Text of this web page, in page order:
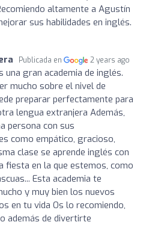
altamente a Agustín
sus habilidades en inglés.
Publicada en 2 years ago
una gran academia de inglés.
mucho sobre el nivel de
preparar perfectamente para
lengua extranjera Además,
persona con sus
como empático, gracioso,
clase se aprende inglés con
fiesta en la que estemos, como
Esta academia te
y muy bien los nuevos
en tu vida Os lo recomiendo,
además de divertirte